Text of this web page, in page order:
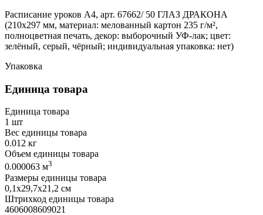
Расписание уроков А4, арт. 67662/ 50 ГЛАЗ ДРАКОНА
(210x297 мм, материал: мелованный картон 235 г/м²,
полноцветная печать, декор: выборочный УФ-лак; цвет:
зелёный, серый, чёрный; индивидуальная упаковка: нет)
Упаковка
Единица товара
Единица товара
1 шт
Вес единицы товара
0.012 кг
Объем единицы товара
0.000063 м3
Размеры единицы товара
0,1х29,7х21,2 см
Штрихкод единицы товара
4606008609021